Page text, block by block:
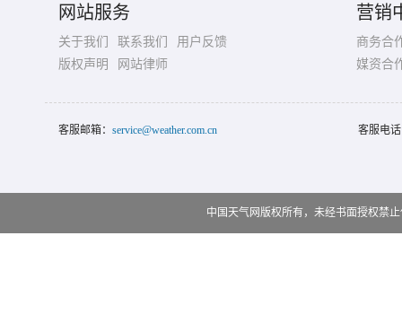
网站服务
关于我们 联系我们
用户反馈
版权声明
网站律师
营销
商务合
媒资合
客服邮箱： service@weather.com.cn 客服电
中国天气网版权所有，未经书面授权